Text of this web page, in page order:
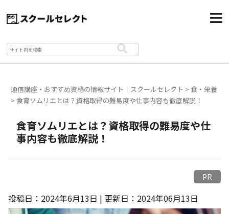
通信講座・おすすめ資格の情報サイト｜スクールセレクト >食・栄養
>食育ソムリエとは？資格取得の難易度や仕事内容も徹底解説！
食育ソムリエとは？資格取得の難易度や仕
事内容も徹底解説！
PR
投稿日：2024年6月13日 | 更新日：2024年06月13日